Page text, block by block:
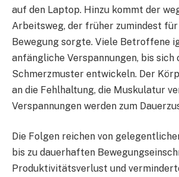
auf den Laptop. Hinzu kommt der
Arbeitsweg, der früher zumindest
Bewegung sorgte. Viele Betroffene
anfängliche Verspannungen, bis sich
Schmerzmuster entwickeln. Der
an die Fehlhaltung, die Muskulatur
Verspannungen werden zum
Die Folgen reichen von
bis zu dauerhaften
Produktivitätsverlust und